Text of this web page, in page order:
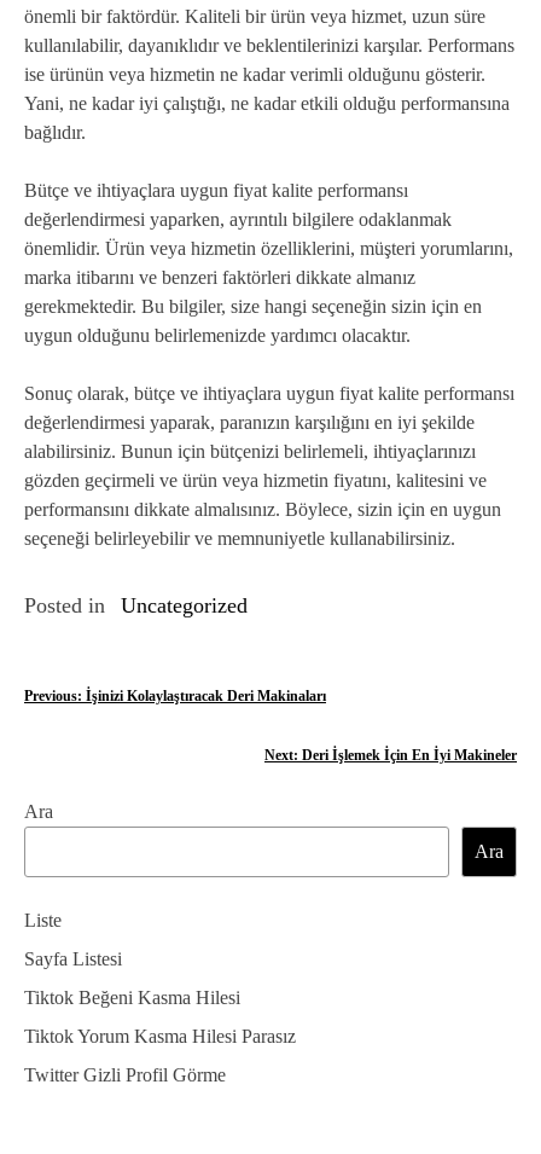
önemli bir faktördür. Kaliteli bir ürün veya hizmet, uzun süre
kullanılabilir, dayanıklıdır ve beklentilerinizi karşılar. Performans
ise ürünün veya hizmetin ne kadar verimli olduğunu gösterir.
Yani, ne kadar iyi çalıştığı, ne kadar etkili olduğu performansına
bağlıdır.
Bütçe ve ihtiyaçlara uygun fiyat kalite performansı
değerlendirmesi yaparken, ayrıntılı bilgilere odaklanmak
önemlidir. Ürün veya hizmetin özelliklerini, müşteri yorumlarını,
marka itibarını ve benzeri faktörleri dikkate almanız
gerekmektedir. Bu bilgiler, size hangi seçeneğin sizin için en
uygun olduğunu belirlemenizde yardımcı olacaktır.
Sonuç olarak, bütçe ve ihtiyaçlara uygun fiyat kalite performansı
değerlendirmesi yaparak, paranızın karşılığını en iyi şekilde
alabilirsiniz. Bunun için bütçenizi belirlemeli, ihtiyaçlarınızı
gözden geçirmeli ve ürün veya hizmetin fiyatını, kalitesini ve
performansını dikkate almalısınız. Böylece, sizin için en uygun
seçeneği belirleyebilir ve memnuniyetle kullanabilirsiniz.
Posted in Uncategorized
Y
ı
g
e
z
i
n
Previous: İşinizi Kolaylaştıracak Deri Makinaları
Next: Deri İşlemek İçin En İyi Makineler
Ara
Ara
Liste
Sayfa Listesi
Tiktok Beğeni Kasma Hilesi
Tiktok Yorum Kasma Hilesi Parasız
Twitter Gizli Profil Görme